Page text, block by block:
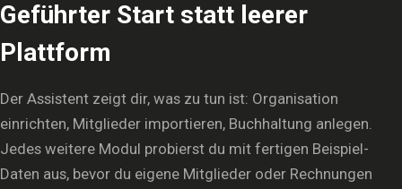
Geführter Start statt leerer
Plattform
Der Assistent zeigt dir, was zu tun ist: Organisation
einrichten, Mitglieder importieren, Buchhaltung anlegen.
Jedes weitere Modul probierst du mit fertigen Beispiel-
Daten aus, bevor du eigene Mitglieder oder Rechnungen